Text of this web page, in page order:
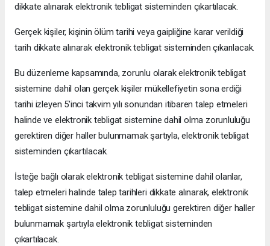
dikkate alınarak elektronik tebligat sisteminden çıkartılacak.
Gerçek kişiler, kişinin ölüm tarihi veya gaipliğine karar verildiği
tarih dikkate alınarak elektronik tebligat sisteminden çıkarılacak.
Bu düzenleme kapsamında, zorunlu olarak elektronik tebligat
sistemine dahil olan gerçek kişiler mükellefiyetin sona erdiği
tarihi izleyen 5'inci takvim yılı sonundan itibaren talep etmeleri
halinde ve elektronik tebligat sistemine dahil olma zorunluluğu
gerektiren diğer haller bulunmamak şartıyla, elektronik tebligat
sisteminden çıkartılacak.
İsteğe bağlı olarak elektronik tebligat sistemine dahil olanlar,
talep etmeleri halinde talep tarihleri dikkate alınarak, elektronik
tebligat sistemine dahil olma zorunluluğu gerektiren diğer haller
bulunmamak şartıyla elektronik tebligat sisteminden
çıkartılacak.